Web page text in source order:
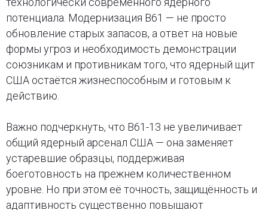
потенциала. Модернизация B61 — не просто
обновление старых запасов, а ответ на новые
формы угроз и необходимость демонстрации
союзникам и противникам того, что ядерный щит
США остаётся жизнеспособным и готовым к
действию.
Важно подчеркнуть, что B61-13 не увеличивает
общий ядерный арсенал США — она заменяет
устаревшие образцы, поддерживая
боеготовность на прежнем количественном
уровне. Но при этом её точность, защищённость и
адаптивность существенно повышают